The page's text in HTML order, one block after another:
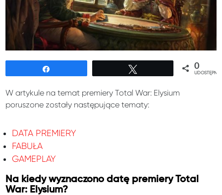
0
W artykule na temat premiery Total War: Elysium
poruszone zostały następujące tematy:
DATA PREMIERY
FABUŁA
GAMEPLAY
Na kiedy wyznaczono datę premiery Total
War: Elysium?